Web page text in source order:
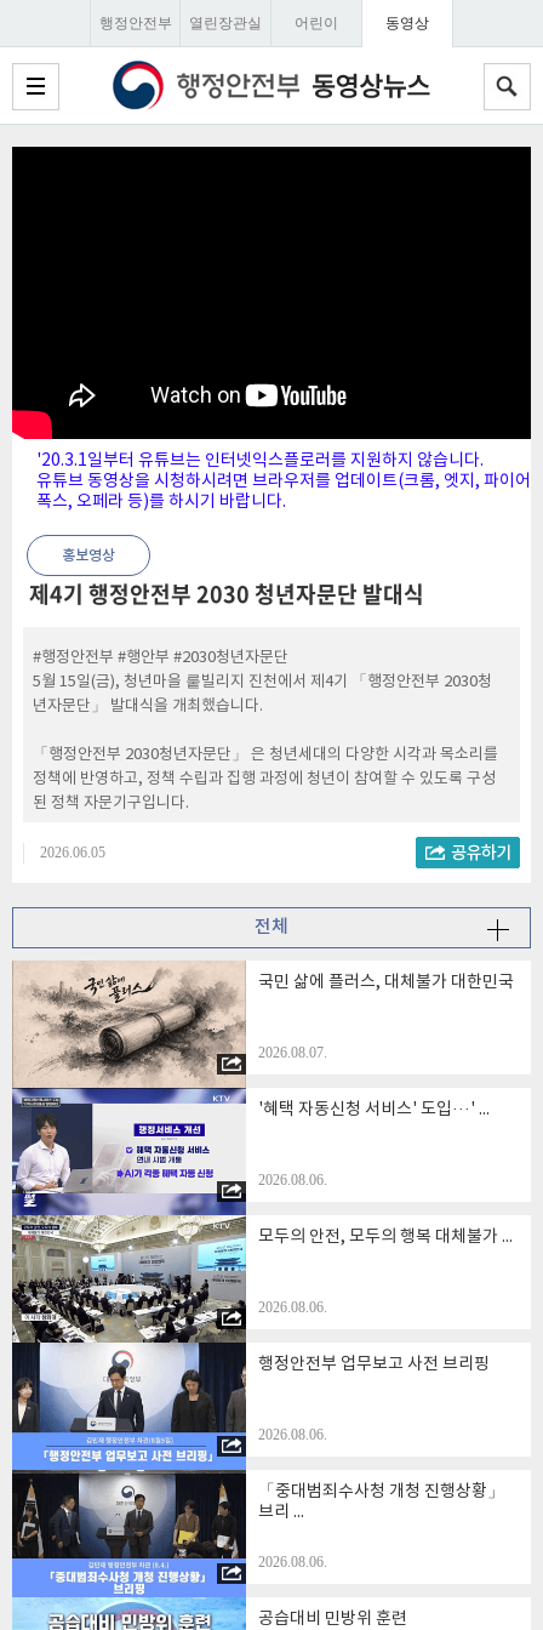
행정안전부 열린장관실 어린이 동영상
'20.3.1일부터 유튜브는 인터넷익스플로러를 지원하지 않습니다.
유튜브 동영상을 시청하시려면 브라우저를 업데이트(크롬, 엣지, 파이어
폭스, 오페라 등)를 하시기 바랍니다.
홍보영상
제4기 행정안전부 2030 청년자문단 발대식
2026.06.05
#행정안전부 #행안부 #2030청년자문단
5월 15일(금), 청년마을 뤁빌리지 진천에서 제4기 「행정안전부 2030청
년자문단」 발대식을 개최했습니다.
「행정안전부 2030청년자문단」 은 청년세대의 다양한 시각과 목소리를
정책에 반영하고, 정책 수립과 집행 과정에 청년이 참여할 수 있도록 구성
된 정책 자문기구입니다.
발대식에서는 자문단장 임명과 자문단원 위촉을 시작으로 청년의 관점에
청년이 정책을 만들어 가는 주체로 자리매김할 수 있도록 「행정안전부
2030청년자문단」 은 청년의 목소리를 모아 적극적인 활동을 펼쳐 나가
겠습니다.
#행정안전부 #행안부 #2030청년자문단
#청년자문단 #발대식 #아이디어
#정부출범1주년 #국민이_만든_대전환의_길
#회복과도약 #모두의1년
스크립트
전체
국민 삶에 플러스, 대체불가 대한민국
2026.08.07.
'혜택 자동신청 서비스' 도입···' ...
2026.08.06.
모두의 안전, 모두의 행복 대체불가 ...
2026.08.06.
행정안전부 업무보고 사전 브리핑
2026.08.06.
「중대범죄수사청 개청 진행상황」
브리 ...
2026.08.06.
공습대비 민방위 훈련